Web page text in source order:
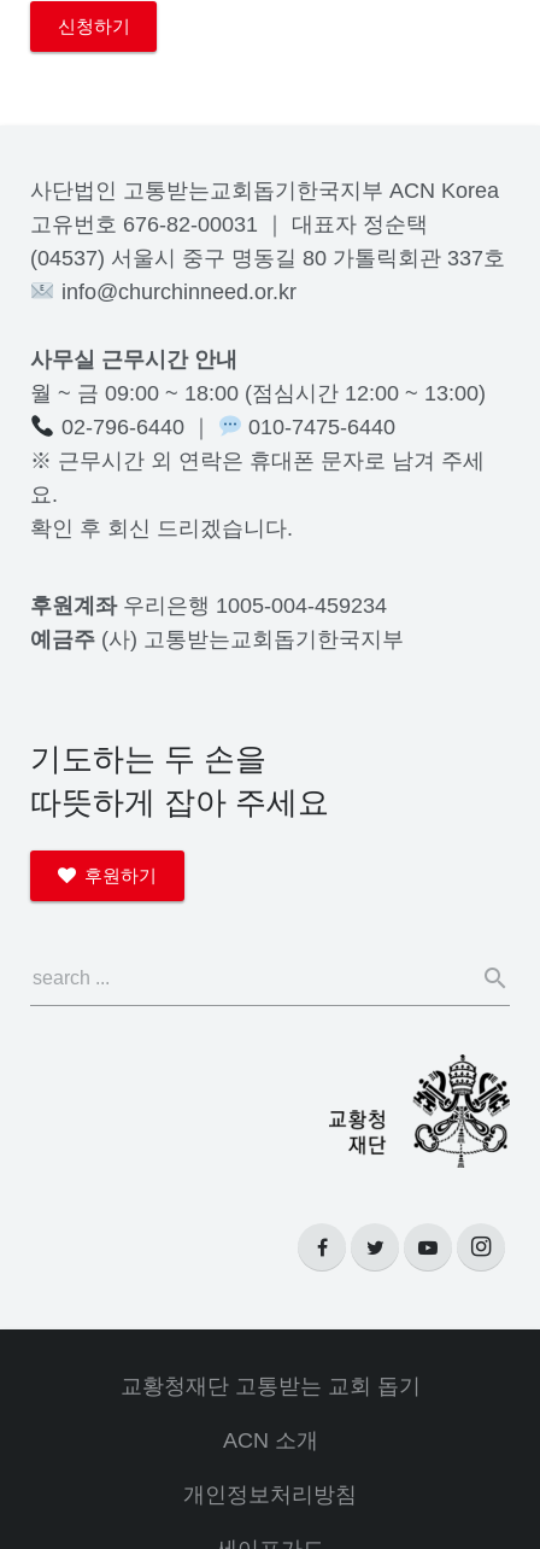
사단법인 고통받는교회돕기한국지부 ACN Korea
고유번호 676-82-00031 ｜ 대표자 정순택
(04537) 서울시 중구 명동길 80 가톨릭회관 337호
info@churchinneed.or.kr
사무실 근무시간 안내
월 ~ 금 09:00 ~ 18:00 (점심시간 12:00 ~ 13:00)
02-796-6440 ｜
010-7475-6440
※ 근무시간 외 연락은 휴대폰 문자로 남겨 주세
요.
확인 후 회신 드리겠습니다.
후원계좌우리은행 1005-004-459234
예금주 (사) 고통받는교회돕기한국지부
기도하는 두 손을
따뜻하게 잡아 주세요
후원하기
교황청재단 고통받는 교회 돕기
ACN 소개
개인정보처리방침